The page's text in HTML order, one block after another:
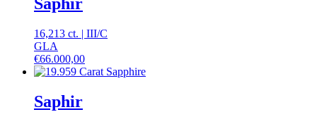
16,213 ct. | III/C
GLA
€66.000,00
Saphir